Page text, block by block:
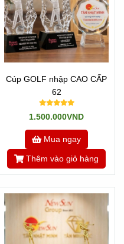
Cúp GOLF nhập CAO CẤP
62
1.500.000VND
Mua ngay
Thêm vào giỏ hàng